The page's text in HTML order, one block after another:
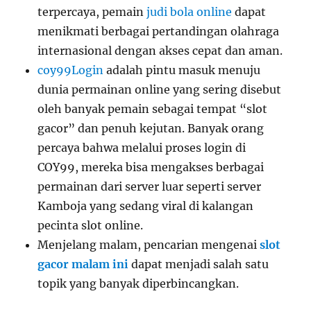
terpercaya, pemainjudi bola online dapat
menikmati berbagai pertandingan olahraga
internasional dengan akses cepat dan aman.
coy99Loginadalah pintu masuk menuju
dunia permainan online yang sering disebut
oleh banyak pemain sebagai tempat “slot
gacor” dan penuh kejutan. Banyak orang
percaya bahwa melalui proses login di
COY99, mereka bisa mengakses berbagai
permainan dari server luar seperti server
Kamboja yang sedang viral di kalangan
pecinta slot online.
Menjelang malam, pencarian mengenaislot
gacor malam ini dapat menjadi salah satu
topik yang banyak diperbincangkan.